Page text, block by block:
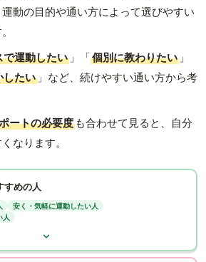
動の目的や通い方によって選びやすい
運動したい 」「個別に教わりたい 」
したい 」など、続けやすい通い方から考
ートの必要度 も合わせて見ると、自分
なります。
すめの人
安く・気軽に運動したい人
人